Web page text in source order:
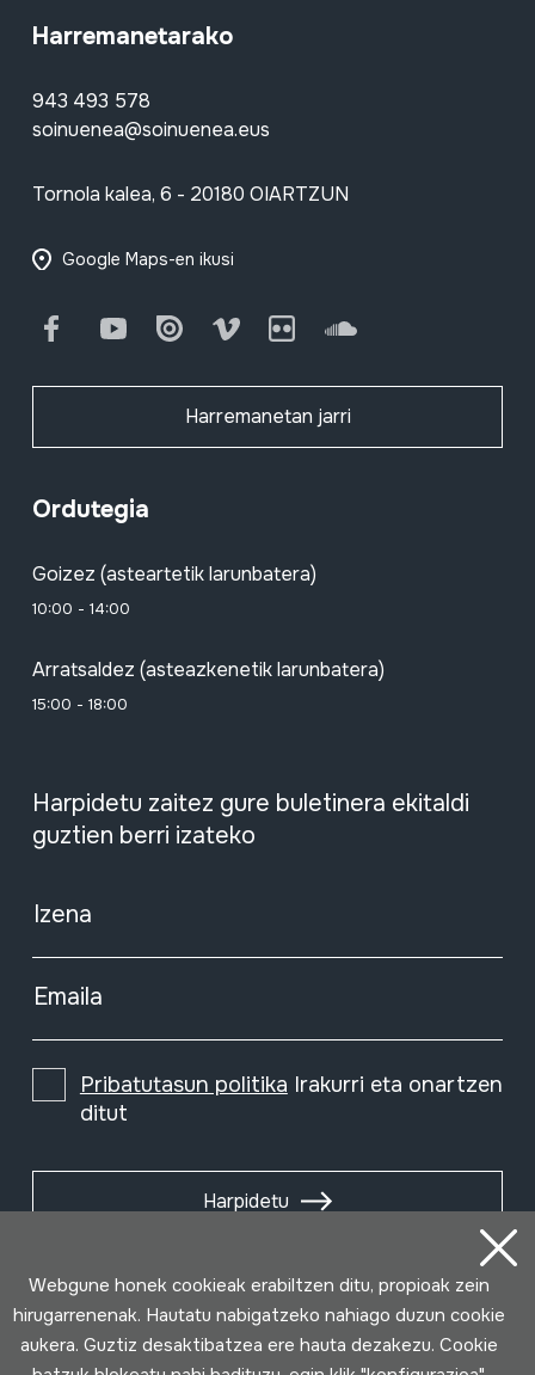
Harremanetarako
943 493 578
soinuenea@soinuenea.eus
Tornola kalea, 6 - 20180 OIARTZUN
Google Maps-en ikusi
FacebookYoutube Issuu Vimeo Flickr SoundCloud
Harremanetan jarri
Ordutegia
Goizez (asteartetik larunbatera)
10:00 - 14:00
Arratsaldez (asteazkenetik larunbatera)
15:00 - 18:00
Harpidetu zaitez gure buletinera ekitaldi
guztien berri izateko
Izena
Emaila
Pribatutasun politika Irakurri eta onartzen
ditut
Harpidetu
Webgune honek cookieak erabiltzen ditu, propioak zein
hirugarrenenak. Hautatu nabigatzeko nahiago duzun cookie
aukera. Guztiz desaktibatzea ere hauta dezakezu. Cookie